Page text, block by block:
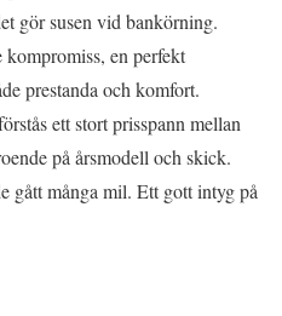
gör susen vid bankörning.
kompromiss, en perfekt
prestanda och komfort.
ett stort prisspann mellan
på årsmodell och skick.
gått många mil. Ett gott intyg på